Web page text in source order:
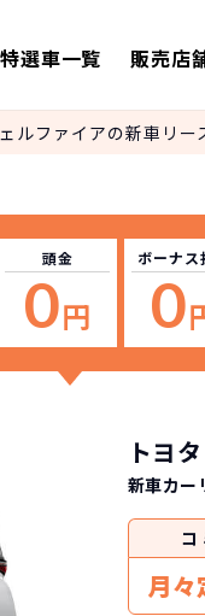
特選車一覧 販売店
ルファイアの新車リー
頭金
0円
ボーナス
0
トヨタ
新車カー
コ
月々